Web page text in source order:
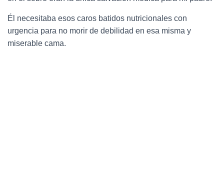
Él necesitaba esos caros batidos nutricionales con
urgencia para no morir de debilidad en esa misma y
miserable cama.